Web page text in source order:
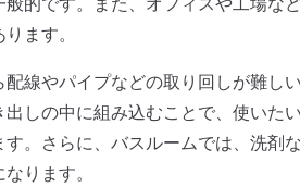
ます。
線やパイプなどの取り回しが難し
しの中に組み込むことで、使いた
。さらに、バスルームでは、洗剤
ります。